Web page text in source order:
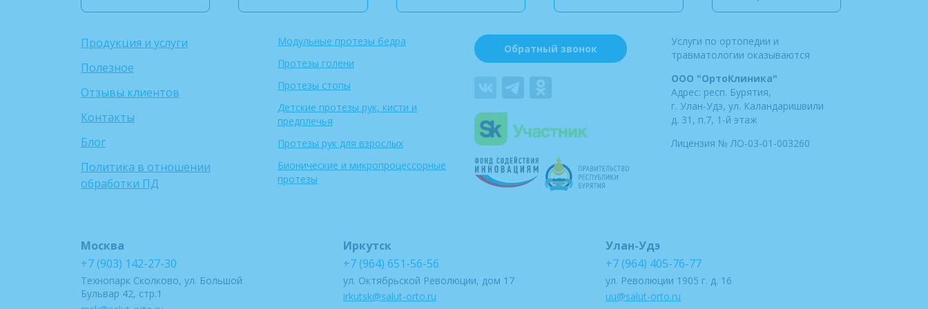
Продукция и услуги
Полезное
Отзывы клиентов
Контакты
Блог
Политика в отношении
обработки ПД
Модульные протезы бедра
Протезы голени
Протезы стопы
Детские протезы рук, кисти и
предплечья
Протезы рук для взрослых
Бионические и микропроцессорные
протезы
Обратный звонок
Услуги по ортопедии и
травматологии оказываются
ООО "ОртоКлиника"
Адрес: респ. Бурятия,
г. Улан-Удэ, ул. Каландаришвили
д. 31, п.7, 1-й этаж
Лицензия № ЛО-03-01-003260
Москва
+7 (903) 142-27-30
Технопарк Сколково, ул. Большой
Бульвар 42, стр.1
Иркутск
+7 (964) 651-56-56
ул. Октябрьской Революции, дом 17
irkutsk@salut-orto.ru
Улан-Удэ
+7 (964) 405-76-77
ул. Революции 1905 г. д. 16
uu@salut-orto.ru